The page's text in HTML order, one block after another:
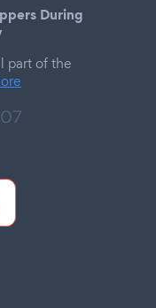
During
part of the